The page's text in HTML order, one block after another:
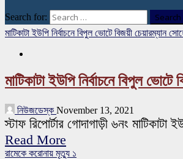
Search for:
মাটিকাটা ইউপি নির্বাচনে বিপুল ভোটে বিজয়ী চেয়ারম্যান
মাটিকাটা ইউপি নির্বাচনে বিপুল ভোটে
নিউজডেস্ক November 13, 2021
স্টাফ রিপোর্টার গোদাগাড়ী ৬নং
Read More
রামেকে করোনায় মৃত্যু ১